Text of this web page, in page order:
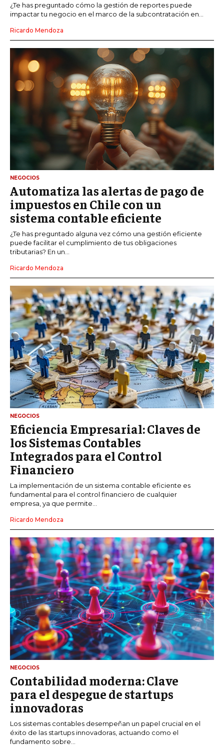
¿Te has preguntado cómo la gestión de reportes puede
impactar tu negocio en el marco de la subcontratación en...
Ricardo Mendoza
NEGOCIOS
Automatiza las alertas de pago de
impuestos en Chile con un
sistema contable eficiente
¿Te has preguntado alguna vez cómo una gestión eficiente
puede facilitar el cumplimiento de tus obligaciones
tributarias? En un...
Ricardo Mendoza
NEGOCIOS
Eficiencia Empresarial: Claves de
los Sistemas Contables
Integrados para el Control
Financiero
La implementación de un sistema contable eficiente es
fundamental para el control financiero de cualquier
empresa, ya que permite...
Ricardo Mendoza
NEGOCIOS
Contabilidad moderna: Clave
para el despegue de startups
innovadoras
Los sistemas contables desempeñan un papel crucial en el
éxito de las startups innovadoras, actuando como el
fundamento sobre...